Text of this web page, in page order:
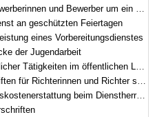
und Bewerber um ein kommunales Mandat
an geschützten Feiertagen
eines Vorbereitungsdienstes
der Jugendarbeit
Tätigkeiten im öffentlichen Leben
und Richter sowie für Arbeitnehmerinnen und Arbeitnehmer
beim Dienstherrnwechsel